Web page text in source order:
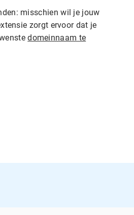
misschien wil je jouw
zorgt ervoor dat je
domeinnaam te